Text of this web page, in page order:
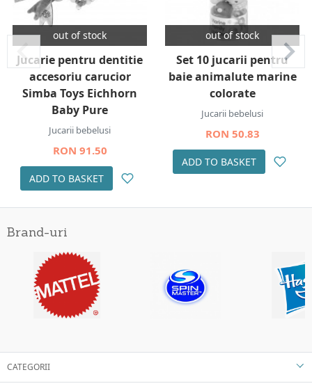
out of stock
Jucarie pentru dentitie
accesoriu carucior
Simba Toys Eichhorn
Baby Pure
Jucarii bebelusi
RON 91.50
ADD TO BASKET
out of stock
Set 10 jucarii pentru
baie animalute marine
colorate
Jucarii bebelusi
RON 50.83
ADD TO BASKET
Brand-uri
CATEGORII